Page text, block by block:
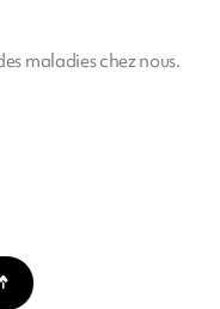
maladies chez nous.